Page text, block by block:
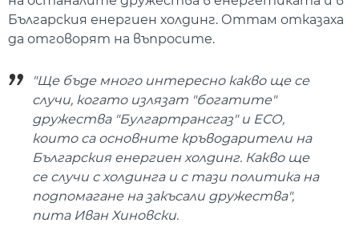
Българския енергиен холдинг. Оттам отказаха
да отговорят на въпросите.
"Ще бъде много интересно какво ще се
случи, когато излязат "богатите"
дружества "Булгартрансгаз" и ЕСО,
които са основните кръводарители на
Българския енергиен холдинг. Какво ще
се случи с холдинга и с тази политика на
подпомагане на закъсали дружества",
пита Иван Хиновски.